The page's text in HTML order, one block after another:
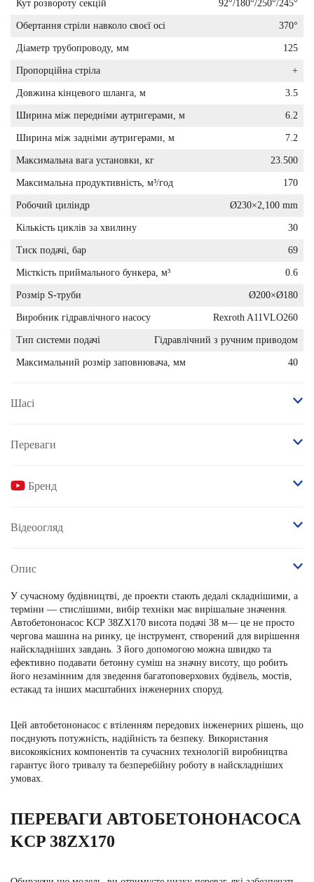
Кут розвороту секцій 92°/180°/250°/245°
Обертання стріли навколо своєї осі 370°
Діаметр трубопроводу, мм 125
Пропорційна стріла +
Довжина кінцевого шланга, м 3.5
Ширина між передніми аутригерами, м 6.2
Ширина між задніми аутригерами, м 7.2
Максимальна вага установки, кг 23.500
Максимальна продуктивність, м³/год 170
Робочий циліндр Ø230×2,100 mm
Кількість циклів за хвилину 30
Тиск подачі, бар 69
Місткість приймального бункера, м³ 0.6
Розмір S-труби Ø200×Ø180
Виробник гідравлічного насосу Rexroth A11VLO260
Тип системи подачі Гідравлічний з ручним приводом
Максимальний розмір заповнювача, мм 40
Шасі
Переваги
Бренд
Відеоогляд
Опис
У сучасному будівництві, де проекти стають дедалі складнішими, а
терміни — стислішими, вибір техніки має вирішальне значення.
Автобетононасос KCP 38ZX170 висота подачі 38 м— це не просто
чергова машина на ринку, це інструмент, створений для вирішення
найскладніших завдань. З його допомогою можна швидко та
ефективно подавати бетонну суміш на значну висоту, що робить
його незамінним для зведення багатоповерхових будівель, мостів,
естакад та інших масштабних інженерних споруд.
Цей автобетононасос є втіленням передових інженерних рішень, що
поєднують потужність, надійність та безпеку. Використання
високоякісних компонентів та сучасних технологій виробництва
гарантує його тривалу та безперебійну роботу в найскладніших
умовах.
ПЕРЕВАГИ АВТОБЕТОНОНАСОСА
KCP 38ZX170